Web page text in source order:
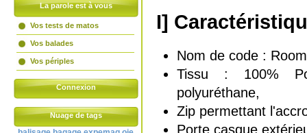
La parole est à vous
Vos tests de matos
Vos balades
Vos périples
Connexion
Nuage de tags
I]
Nom de code :
Tissu : 100%
polyuréthane,
Zip permettant
Porte casque